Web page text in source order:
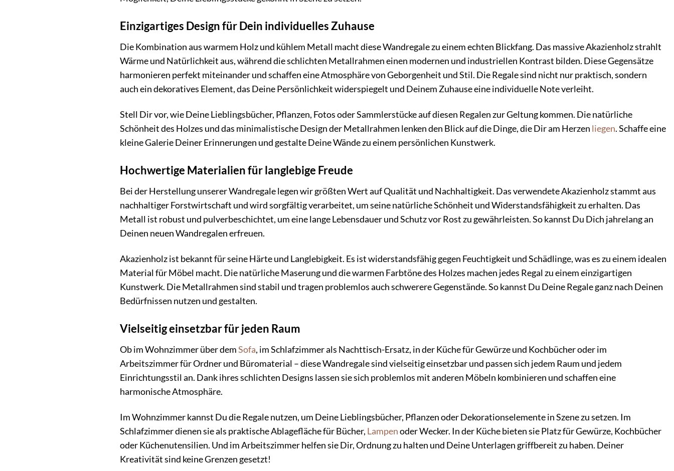
Einzigartiges Design für Dein individuelles Zuhause
Die Kombination aus warmem Holz und kühlem Metall macht diese Wandregale zu einem echten Blickfang. Das massive Akazienholz strahlt
Wärme und Natürlichkeit aus, während die schlichten Metallrahmen einen modernen und industriellen Kontrast bilden. Diese Gegensätze
harmonieren perfekt miteinander und schaffen eine Atmosphäre von Geborgenheit und Stil. Die Regale sind nicht nur praktisch, sondern
auch ein dekoratives Element, das Deine Persönlichkeit widerspiegelt und Deinem Zuhause eine individuelle Note verleiht.
Stell Dir vor, wie Deine Lieblingsbücher, Pflanzen, Fotos oder Sammlerstücke auf diesen Regalen zur Geltung kommen. Die natürliche
Schönheit des Holzes und das minimalistische Design der Metallrahmen lenken den Blick auf die Dinge, die Dir am Herzen liegen. Schaffe eine
kleine Galerie Deiner Erinnerungen und gestalte Deine Wände zu einem persönlichen Kunstwerk.
Hochwertige Materialien für langlebige Freude
Bei der Herstellung unserer Wandregale legen wir größten Wert auf Qualität und Nachhaltigkeit. Das verwendete Akazienholz stammt aus
nachhaltiger Forstwirtschaft und wird sorgfältig verarbeitet, um seine natürliche Schönheit und Widerstandsfähigkeit zu erhalten. Das
Metall ist robust und pulverbeschichtet, um eine lange Lebensdauer und Schutz vor Rost zu gewährleisten. So kannst Du Dich jahrelang an
Deinen neuen Wandregalen erfreuen.
Akazienholz ist bekannt für seine Härte und Langlebigkeit. Es ist widerstandsfähig gegen Feuchtigkeit und Schädlinge, was es zu einem idealen
Material für Möbel macht. Die natürliche Maserung und die warmen Farbtöne des Holzes machen jedes Regal zu einem einzigartigen
Kunstwerk. Die Metallrahmen sind stabil und tragen problemlos auch schwerere Gegenstände. So kannst Du Deine Regale ganz nach Deinen
Bedürfnissen nutzen und gestalten.
Vielseitig einsetzbar für jeden Raum
Ob im Wohnzimmer über demSofa, im Schlafzimmer als Nachttisch-Ersatz, in der Küche für Gewürze und Kochbücher oder im
Arbeitszimmer für Ordner und Büromaterial – diese Wandregale sind vielseitig einsetzbar und passen sich jedem Raum und jedem
Einrichtungsstil an. Dank ihres schlichten Designs lassen sie sich problemlos mit anderen Möbeln kombinieren und schaffen eine
harmonische Atmosphäre.
Im Wohnzimmer kannst Du die Regale nutzen, um Deine Lieblingsbücher, Pflanzen oder Dekorationselemente in Szene zu setzen. Im
Schlafzimmer dienen sie als praktische Ablagefläche für Bücher, Lampenoder Wecker. In der Küche bieten sie Platz für Gewürze, Kochbücher
oder Küchenutensilien. Und im Arbeitszimmer helfen sie Dir, Ordnung zu halten und Deine Unterlagen griffbereit zu haben. Deiner
Kreativität sind keine Grenzen gesetzt!